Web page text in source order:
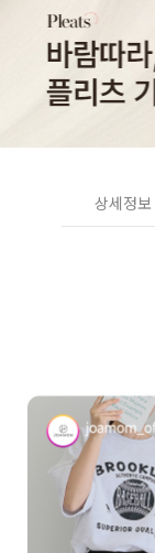
상세정보